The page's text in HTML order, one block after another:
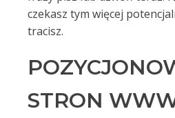
czekasz tym więcej
tracisz.
STRON